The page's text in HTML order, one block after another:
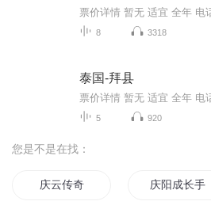
8 3318
泰国-拜县
5 920
您是不是在找：
庆云传奇 庆阳成长手札